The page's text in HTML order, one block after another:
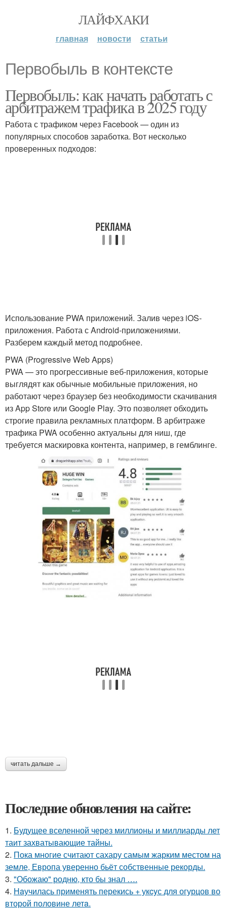
ЛАЙФХАКИ
главная новости статьи
Первобыль в контексте
Первобыль: как начать работать с
арбитражем трафика в 2025 году
Работа с трафиком через Facebook — один из
популярных способов заработка. Вот несколько
проверенных подходов:
Использование PWA приложений. Залив через iOS-
приложения. Работа с Android-приложениями.
Разберем каждый метод подробнее.
PWA (Progressive Web Apps)
PWA — это прогрессивные веб-приложения, которые
выглядят как обычные мобильные приложения, но
работают через браузер без необходимости скачивания
из App Store или Google Play. Это позволяет обходить
строгие правила рекламных платформ. В арбитраже
трафика PWA особенно актуальны для ниш, где
требуется маскировка контента, например, в гемблинге.
читать дальше →
Последние обновления на сайте:
1. Будущее вселенной через миллионы и миллиарды лет
таит захватывающие тайны.
2. Пока многие считают сахару самым жарким местом на
земле, Европа уверенно бьёт собственные рекорды.
3. "Обожаю" родню, кто бы знал ….
4. Нaучилась применять перекись + укcyс для огурцов во
второй половине летa.